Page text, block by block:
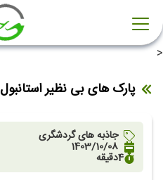
<
پارک های بی نظیر استانبول
جاذبه های گردشگری
1403/10/08
4دقیقه